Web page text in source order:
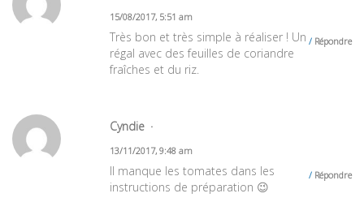
15/08/2017, 5:51 am
Répondre
Très bon et très simple à réaliser ! Un
régal avec des feuilles de coriandre
fraîches et du riz.
Cyndie
13/11/2017, 9:48 am
Répondre
Il manque les tomates dans les
instructions de préparation 😉